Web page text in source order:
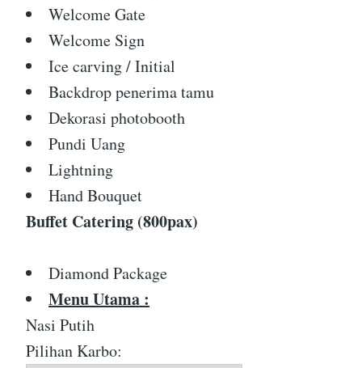
Welcome Gate
Welcome Sign
Ice carving / Initial
Backdrop penerima tamu
Dekorasi photobooth
Pundi Uang
Lightning
Hand Bouquet
Buffet Catering (800pax)
Diamond Package
Menu Utama :
Nasi Putih
Pilihan Karbo: